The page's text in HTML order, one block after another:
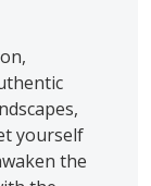
yourself
the